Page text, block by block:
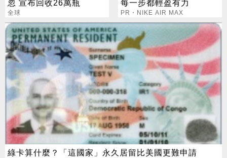
忽 宣布回收26萬瓶
全球
每一步都輕盈有力
PR・NIKE AIR MAX
綠卡算什麼？「這國家」永久居留比美國更難申請